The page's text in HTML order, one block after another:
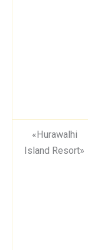
«Hurawalhi
Island Resort»